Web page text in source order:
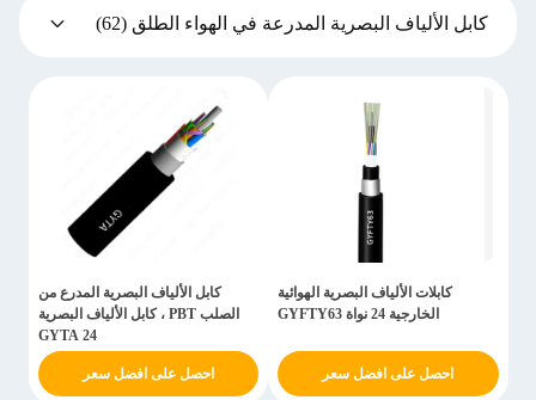
كابل الألياف البصرية المدرعة في الهواء الطلق (62)
كابلات الألياف البصرية الهوائية
الخارجية 24 نواة GYFTY63
احصل على افضل سعر
كابل الألياف البصرية المدرع من
الصلب PBT ، كابل الألياف البصرية
GYTA 24
احصل على افضل سعر